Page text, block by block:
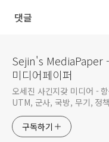
댓글
Sejin's MediaPaper
미디어페이퍼
오세진 사긴지갖 미디어 -
UTM, 군사, 국방, 무기, 정책
구독하기